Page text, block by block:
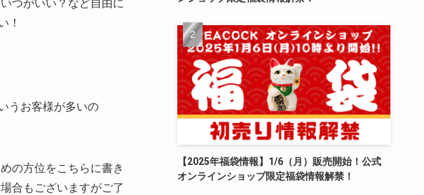
つがいい？など自由に
！
うお客様が多いの
の方位をこちらに書き
合もございますがご了
【2025年福袋情報】1/6（月）販売開始！公式
オンラインショップ限定福袋情報解禁！